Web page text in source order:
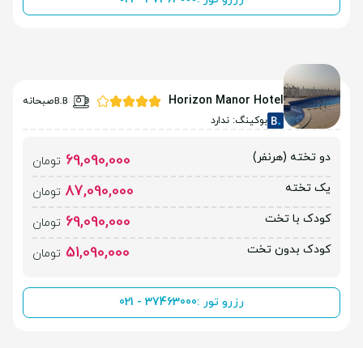
Horizon Manor Hotel
صبحانه
بوکینگ: ندارد
دو تخته (هرنفر) 69,090,000 تومان
یک تخته
87,090,000 تومان
کودک با تخت
69,090,000 تومان
کودک بدون تخت
51,090,000 تومان
رزرو تور :021 - 37463000